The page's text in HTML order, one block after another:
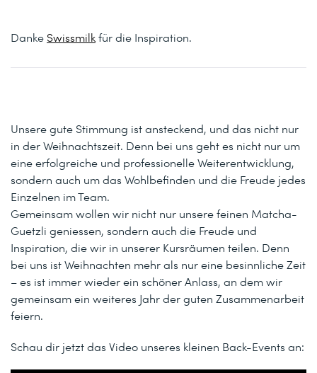
Danke Swissmilkfür die Inspiration.
Unsere gute Stimmung ist ansteckend, und das nicht nur
in der Weihnachtszeit. Denn bei uns geht es nicht nur um
eine erfolgreiche und professionelle Weiterentwicklung,
sondern auch um das Wohlbefinden und die Freude jedes
Einzelnen im Team.
Gemeinsam wollen wir nicht nur unsere feinen Matcha-
Guetzli geniessen, sondern auch die Freude und
Inspiration, die wir in unserer Kursräumen teilen. Denn
bei uns ist Weihnachten mehr als nur eine besinnliche Zeit
– es ist immer wieder ein schöner Anlass, an dem wir
gemeinsam ein weiteres Jahr der guten Zusammenarbeit
feiern.
Schau dir jetzt das Video unseres kleinen Back-Events an: